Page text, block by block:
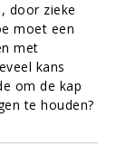
door zieke
moet een
met
kans
om de kap
te houden?